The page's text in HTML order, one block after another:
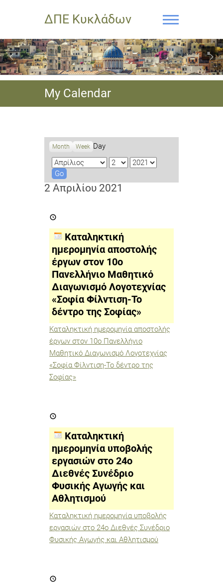
ΔΠΕ Κυκλάδων
My Calendar
Month Week Day
M
o
n
D
y
Y
a
2 Απριλίου 2021
ημερομηνία
έργων
στον
10ο
Πανελλήνιο
Μαθητικό
Διαγωνισμό
Λογοτεχνίας
«Σοφία
Φίλντιση-
δέντρο
της
Σοφίας»
Καταληκτική
ημερομηνία αποστολής
έργων στον 10ο
Πανελλήνιο Μαθητικό
Διαγωνισμό Λογοτεχνίας
«Σοφία Φίλντιση-Το
δέντρο της Σοφίας»
Καταληκτική ημερομηνία αποστολής
έργων στον 10ο Πανελλήνιο
Μαθητικό Διαγωνισμό Λογοτεχνίας
«Σοφία Φίλντιση-Το δέντρο της
Σοφίας»
ημερομηνία
εργασιών
στο
24ο
Διεθνές
Συνέδριο
Φυσικής
Αγωγής
και
Αθλητισμού
Καταληκτική
ημερομηνία υποβολής
εργασιών στο 24ο
Διεθνές Συνέδριο
Φυσικής Αγωγής και
Αθλητισμού
Καταληκτική ημερομηνία υποβολής
εργασιών στο 24ο Διεθνές Συνέδριο
Φυσικής Αγωγής και Αθλητισμού
ενστάσεων